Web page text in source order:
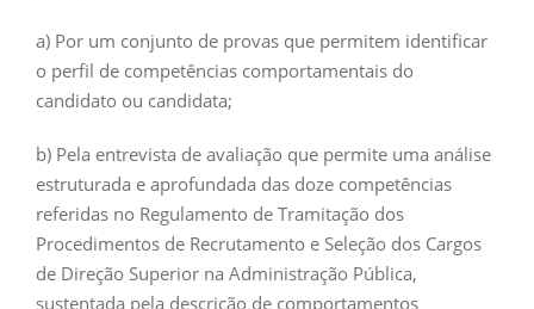
a) Por um conjunto de provas que permitem identificar
o perfil de competências comportamentais do
candidato ou candidata;
b) Pela entrevista de avaliação que permite uma análise
estruturada e aprofundada das doze competências
referidas no Regulamento de Tramitação dos
Procedimentos de Recrutamento e Seleção dos Cargos
de Direção Superior na Administração Pública,
sustentada pela descrição de comportamentos